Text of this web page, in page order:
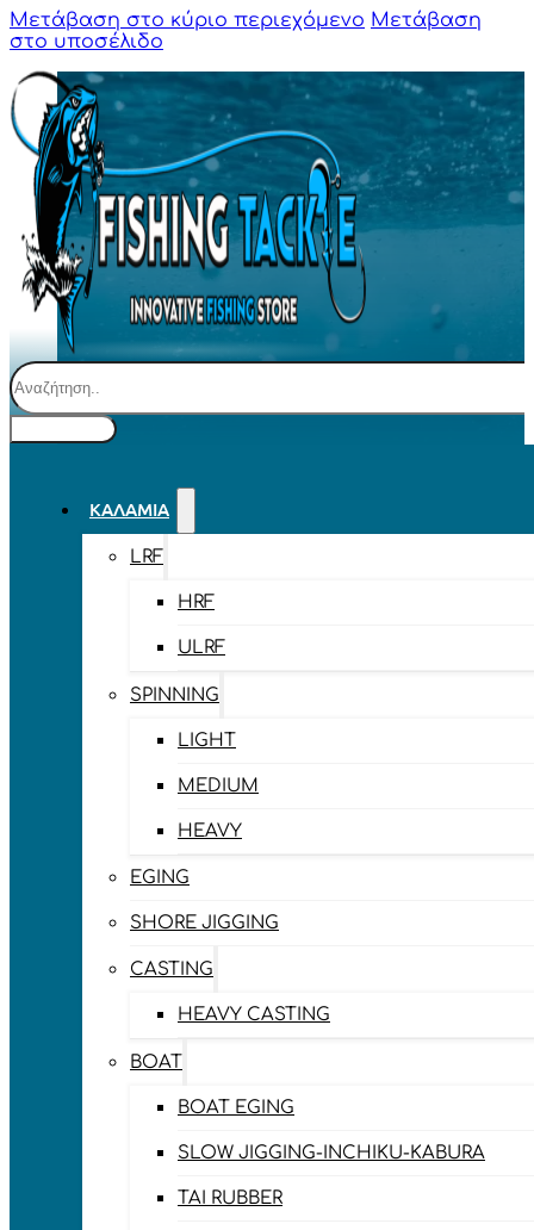
Μετάβαση στο κύριο περιεχόμενο Μετάβαση
στο υποσέλιδο
Αναζήτηση
ΚΑΛΆΜΙΑ
LRF
HRF
ULRF
SPINNING
LIGHT
MEDIUM
HEAVY
EGING
SHORE JIGGING
CASTING
HEAVY CASTING
BOAT
BOAT EGING
SLOW JIGGING-INCHIKU-KABURA
TAI RUBBER